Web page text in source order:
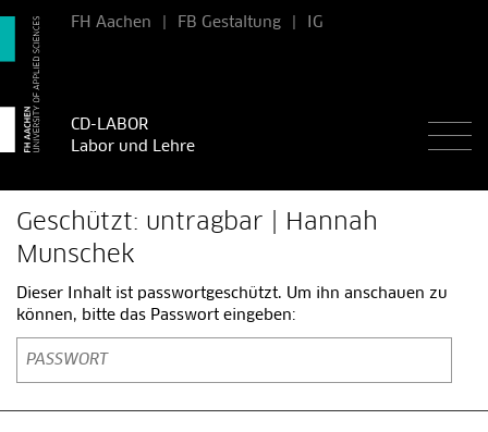
FH Aachen FB Gestaltung IG
CD-LABOR
Labor und Lehre
Geschützt: untragbar | Hannah
Munschek
Dieser Inhalt ist passwortgeschützt. Um ihn anschauen zu
können, bitte das Passwort eingeben: